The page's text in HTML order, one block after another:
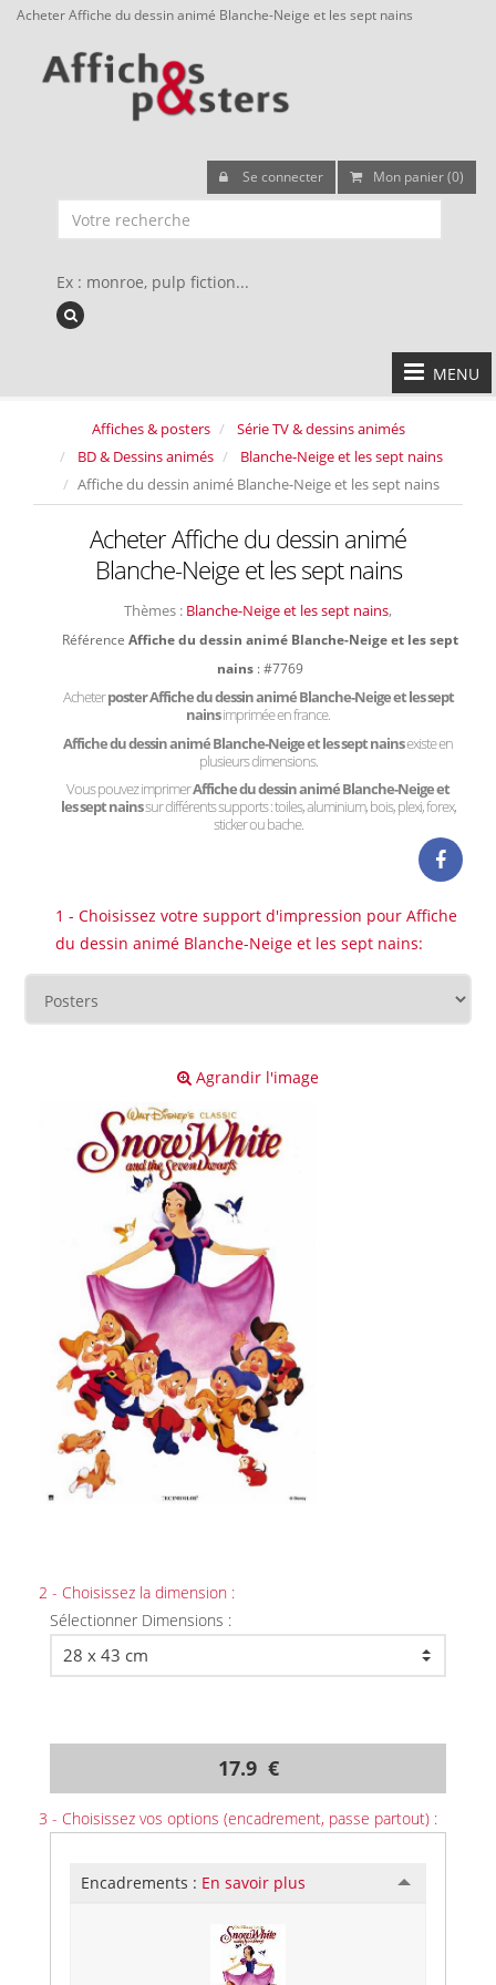
Acheter Affiche du dessin animé Blanche-Neige et les sept nains
Se connecter Mon panier (0)
Ex : monroe, pulp fiction...
MENU
Affiches & posters
Série TV & dessins animés
BD & Dessins animés
Blanche-Neige et les sept nains
Affiche du dessin animé Blanche-Neige et les sept nains
Acheter Affiche du dessin animé
Blanche-Neige et les sept nains
Thèmes : Blanche-Neige et les sept nains,
Référence Affiche du dessin animé Blanche-Neige et les sept
nains : #7769
Acheterposter Affiche du dessin animé Blanche-Neige et les sept
nainsimprimée en france.
Affiche du dessin animé Blanche-Neige et les sept nainsexiste en
plusieurs dimensions.
Vous pouvez imprimerAffiche du dessin animé Blanche-Neige et
les sept nainssur différents supports : toiles, aluminium, bois, plexi, forex,
sticker ou bache.
1 - Choisissez votre support d'impression pour Affiche
du dessin animé Blanche-Neige et les sept nains:
Agrandir l'image
2 - Choisissez la dimension :
Sélectionner Dimensions :
17.9 €
3 - Choisissez vos options (encadrement, passe partout) :
Encadrements : En savoir plus